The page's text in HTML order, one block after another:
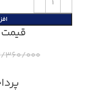
360/000